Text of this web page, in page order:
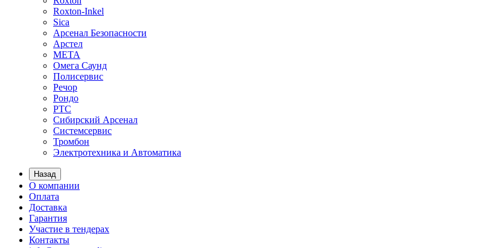
Roxton-Inkel
Sica
Арсенал Безопасности
Арстел
МЕТА
Омега Саунд
Полисервис
Речор
Рондо
РТС
Сибирский Арсенал
Системсервис
Тромбон
Электротехника и Автоматика
Назад
О компании
Оплата
Доставка
Гарантия
Участие в тендерах
Контакты